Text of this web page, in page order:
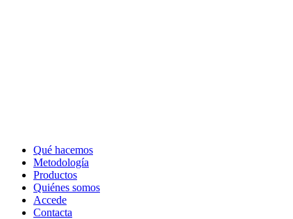
Qué hacemos
Metodología
Productos
Quiénes somos
Accede
Contacta